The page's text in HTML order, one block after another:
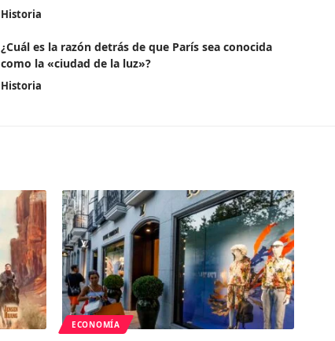
Historia
¿Cuál es la razón detrás de que París sea conocida
como la «ciudad de la luz»?
Historia
ECONOMÍA